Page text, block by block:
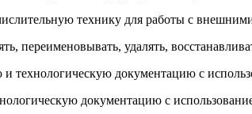
технику для работы с
переименовывать, удалять,
и технологическую документацию с
документацию с